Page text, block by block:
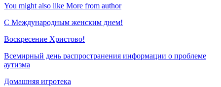
You might also like More from author
С Международным женским днем!
Воскресение Xристово!
Всемирный день распространения информации о проблеме
аутизма
Домашняя игротека